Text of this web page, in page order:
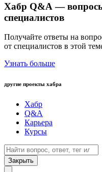
Хабр Q&A —
специалистов
Получайте ответы на
от специалистов в этой
Узнать больше
другие проекты хабра
Хабр
Q&A
Карьера
Курсы
Закрыть